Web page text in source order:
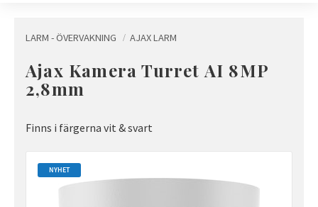
LARM - ÖVERVAKNING AJAX LARM
Ajax Kamera Turret AI 8MP
2,8mm
Finns i färgerna vit & svart
NYHET